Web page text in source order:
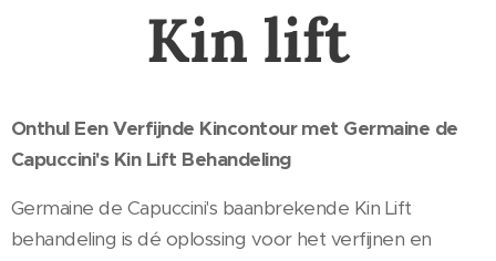
Kin lift
Onthul Een Verfijnde Kincontour met Germaine de
Capuccini's Kin Lift Behandeling
Germaine de Capuccini's baanbrekende Kin Lift
behandeling is dé oplossing voor het verfijnen en